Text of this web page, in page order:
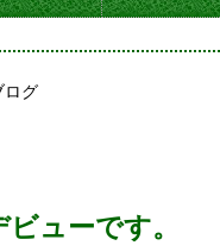
ューです。